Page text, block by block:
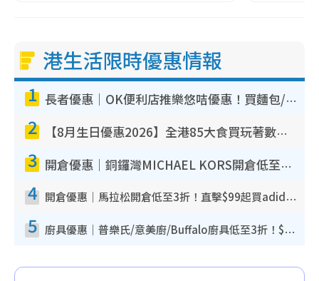
港生活限時優惠情報
1 長者優惠｜OK便利店推樂悠咭優惠！買麵包/牛奶/保健品拍卡即減
2 【8月生日優惠2026】全港85大食買玩著數攻略 自助餐/火鍋放題同行免費＋誠品/DONKI送現金券
3 開倉優惠｜銅鑼灣MICHAEL KORS開倉低至17折！直擊$500起買手袋/銀包/鞋款 必買經典Jet Set系列
4 開倉優惠｜馬拉松開倉低至3折！直擊$99起買adidas／New Balance／Puma鞋款 STANLEY保溫杯劈價至$119起
5 廚具優惠｜普樂氏/意美廚/Buffalo廚具低至3折！$89起買煎鍋／炒鑊／個人鍋 同場小家電激減至$99起